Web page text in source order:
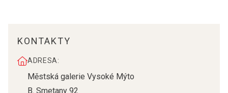
KONTAKTY
ADRESA:
Městská galerie Vysoké Mýto
B. Smetany 92